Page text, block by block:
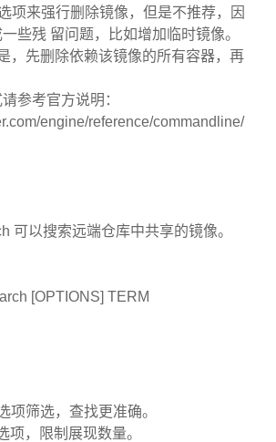
项来强行删除镜像，但是不推荐，因
些残 留问题，比如增加临时镜像。
，先删除依赖该镜像的所有容器，再
参考官方说明：
engine/reference/commandline/
可以搜索远端仓库中共享的镜像。
[OPTIONS] TERM
项筛选，查找更准确。
项，限制展现数量。